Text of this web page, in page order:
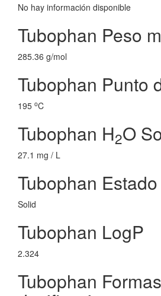
No hay información disponible
Tubophan Peso
285.36 g/mol
Tubophan Punto
195 oC
Tubophan H2O
27.1 mg / L
Tubophan Estado
Solid
Tubophan LogP
2.324
Tubophan